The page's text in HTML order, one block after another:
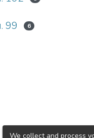
99 6
We collect and process